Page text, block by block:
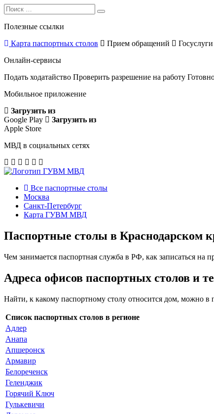
Search
for:
Search
Полезные ссылки
Карта паспортных столов
Прием обращений
Госуслуги
Онлайн-сервисы
Подать ходатайство Проверить разрешение на работу
Мобильное приложение
Загрузить из
Google Play
Загрузить из
Apple Store
МВД в социальных сетях
Все паспортные столы
Москва
Санкт-Петербург
Карта ГУВМ МВД
Паспортные столы в Краснодарском
Чем занимается паспортная служба в РФ, как записаться на
Адреса офисов паспортных столов и
Найти, к какому паспортному столу относится дом, можно
Список паспортных столов в регионе
Адлер
Анапа
Апшеронск
Армавир
Белореченск
Геленджик
Горячий Ключ
Гулькевичи